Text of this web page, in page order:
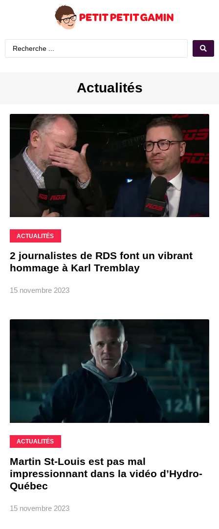
Actualités
ACTUALITÉS
2 journalistes de RDS font un vibrant
hommage à Karl Tremblay
15 novembre 2023
ACTUALITÉS
Martin St-Louis est pas mal
impressionnant dans la vidéo d’Hydro-
Québec
15 novembre 2023